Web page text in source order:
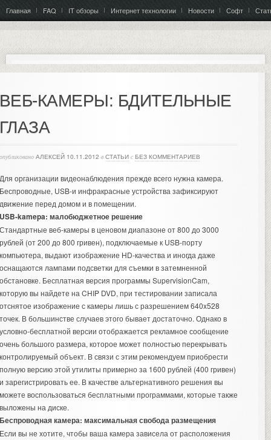
Главная FAQ IT обзоры Интернет технологии Новости Софт
КАМЕРЫ: БДИТЕЛЬНЫЕ
АЛЕКСЕЙ 10.11.2012 в СТАТЬИ с БЕЗ КОММЕНТАРИЕВ
организации видеонаблюдения прежде всего нужна камера.
USB-и инфракрасные устройства зафиксируют
перед домом и в помещении.
kamepa: малобюджетное решение
веб-камеры в ценовом диапазоне от 800 до 3000
(от 200 до 800 гривен), подключаемые к USB-порту
выдают изображение HD-качества и иногда даже
лампами подсветки для съемки в затемненной
Бесплатная версия программы SupervisionCam,
вы найдете на CHIP DVD, при тестировании записала
изображение с камеры лишь с разрешением 640x528
В большинстве случаев этого бывает достаточно. Однако в
бесплатной версии отображается рекламное сообщение
большого размера, которое может полностью перекрывать
объект. В связи с этим рекомендуем приобрести
версию этой утилиты примерно за 1600 рублей (400 гривен)
зарегистрировать ее. В качестве альтернативного решения вы
воспользоваться бесплатными программами, которые также
на диске.
камера: максимальная свобода размещения
вы не хотите, чтобы ваша камера зависела от расположения